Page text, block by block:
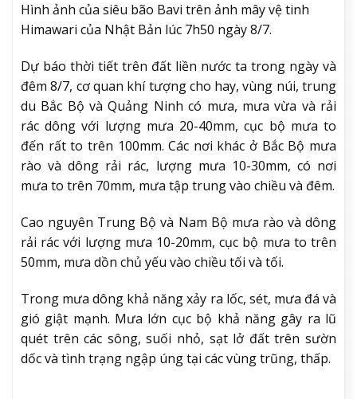
Hình ảnh của siêu bão Bavi trên ảnh mây vệ tinh
Himawari của Nhật Bản lúc 7h50 ngày 8/7.
Dự báo thời tiết trên đất liền nước ta trong ngày và
đêm 8/7, cơ quan khí tượng cho hay, vùng núi, trung
du Bắc Bộ và Quảng Ninh có mưa, mưa vừa và rải
rác dông với lượng mưa 20-40mm, cục bộ mưa to
đến rất to trên 100mm. Các nơi khác ở Bắc Bộ mưa
rào và dông rải rác, lượng mưa 10-30mm, có nơi
mưa to trên 70mm, mưa tập trung vào chiều và đêm.
Cao nguyên Trung Bộ và Nam Bộ mưa rào và dông
rải rác với lượng mưa 10-20mm, cục bộ mưa to trên
50mm, mưa dồn chủ yếu vào chiều tối và tối.
Trong mưa dông khả năng xảy ra lốc, sét, mưa đá và
gió giật mạnh. Mưa lớn cục bộ khả năng gây ra lũ
quét trên các sông, suối nhỏ, sạt lở đất trên sườn
dốc và tình trạng ngập úng tại các vùng trũng, thấp.